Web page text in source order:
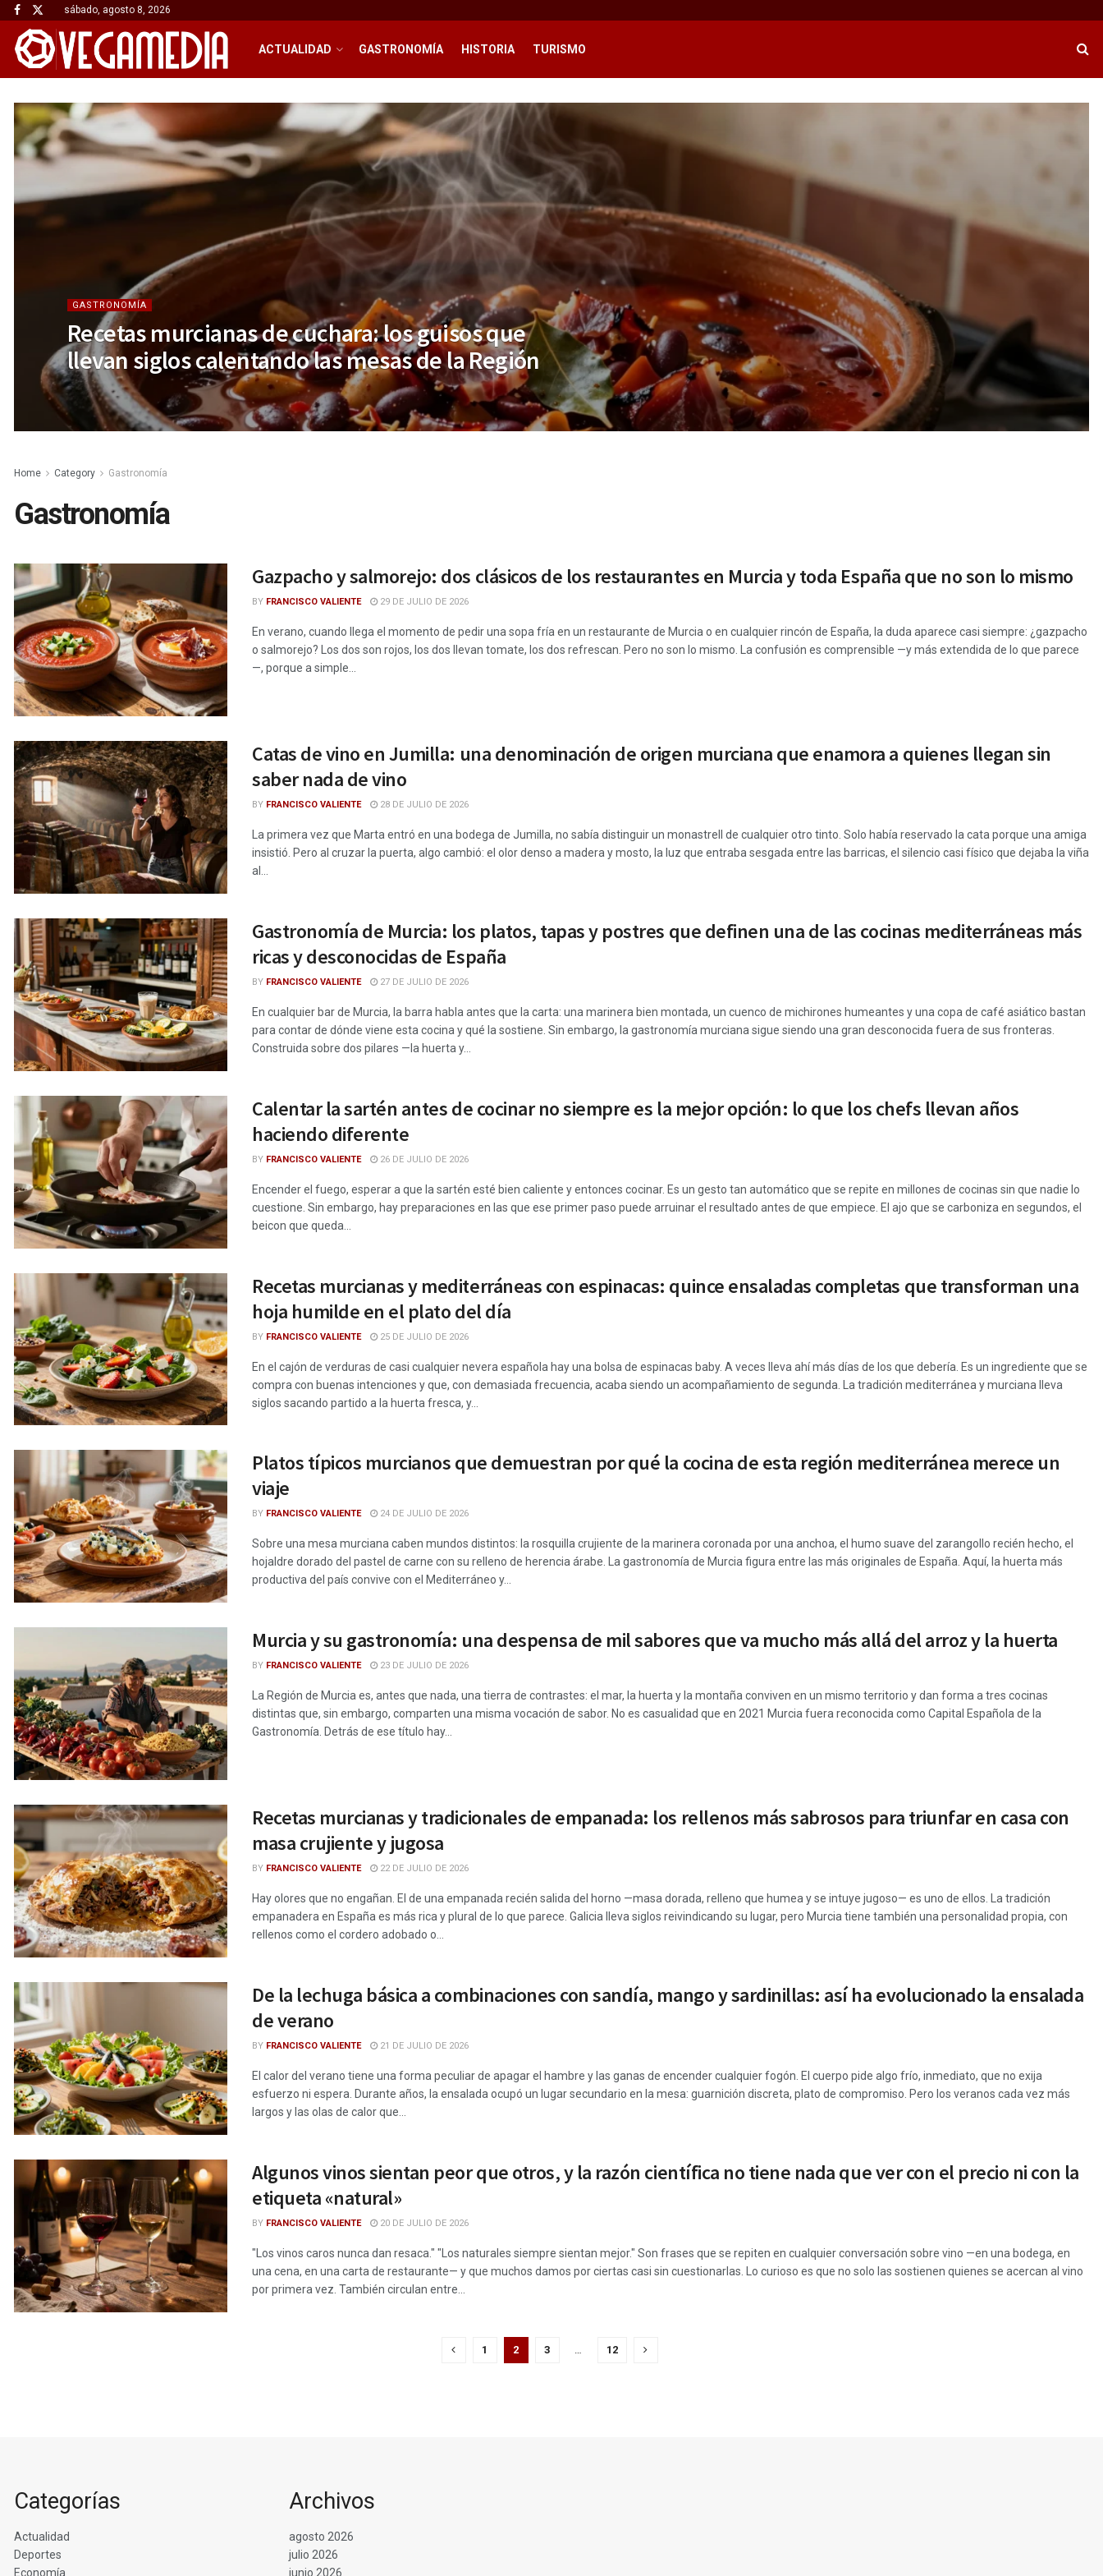
sábado, agosto 8, 2026
ACTUALIDAD GASTRONOMÍA HISTORIA TURISMO
GASTRONOMÍA
Recetas murcianas de cuchara: los guisos que
llevan siglos calentando las mesas de la Región
Home Category Gastronomía
Gastronomía
Gazpacho y salmorejo: dos clásicos de los restaurantes en Murcia y toda España que no son lo mismo
BY FRANCISCO VALIENTE 29 DE JULIO DE 2026
En verano, cuando llega el momento de pedir una sopa fría en un restaurante de Murcia o en cualquier rincón de España, la duda aparece casi siempre: ¿gazpacho
o salmorejo? Los dos son rojos, los dos llevan tomate, los dos refrescan. Pero no son lo mismo. La confusión es comprensible —y más extendida de lo que parece
—, porque a simple...
Catas de vino en Jumilla: una denominación de origen murciana que enamora a quienes llegan sin
saber nada de vino
BY FRANCISCO VALIENTE 28 DE JULIO DE 2026
La primera vez que Marta entró en una bodega de Jumilla, no sabía distinguir un monastrell de cualquier otro tinto. Solo había reservado la cata porque una amiga
insistió. Pero al cruzar la puerta, algo cambió: el olor denso a madera y mosto, la luz que entraba sesgada entre las barricas, el silencio casi físico que dejaba la viña
al...
Gastronomía de Murcia: los platos, tapas y postres que definen una de las cocinas mediterráneas más
ricas y desconocidas de España
BY FRANCISCO VALIENTE 27 DE JULIO DE 2026
En cualquier bar de Murcia, la barra habla antes que la carta: una marinera bien montada, un cuenco de michirones humeantes y una copa de café asiático bastan
para contar de dónde viene esta cocina y qué la sostiene. Sin embargo, la gastronomía murciana sigue siendo una gran desconocida fuera de sus fronteras.
Construida sobre dos pilares —la huerta y...
Calentar la sartén antes de cocinar no siempre es la mejor opción: lo que los chefs llevan años
haciendo diferente
BY FRANCISCO VALIENTE 26 DE JULIO DE 2026
Encender el fuego, esperar a que la sartén esté bien caliente y entonces cocinar. Es un gesto tan automático que se repite en millones de cocinas sin que nadie lo
cuestione. Sin embargo, hay preparaciones en las que ese primer paso puede arruinar el resultado antes de que empiece. El ajo que se carboniza en segundos, el
beicon que queda...
Recetas murcianas y mediterráneas con espinacas: quince ensaladas completas que transforman una
hoja humilde en el plato del día
BY FRANCISCO VALIENTE 25 DE JULIO DE 2026
En el cajón de verduras de casi cualquier nevera española hay una bolsa de espinacas baby. A veces lleva ahí más días de los que debería. Es un ingrediente que se
compra con buenas intenciones y que, con demasiada frecuencia, acaba siendo un acompañamiento de segunda. La tradición mediterránea y murciana lleva
siglos sacando partido a la huerta fresca, y...
Platos típicos murcianos que demuestran por qué la cocina de esta región mediterránea merece un
viaje
BY FRANCISCO VALIENTE 24 DE JULIO DE 2026
Sobre una mesa murciana caben mundos distintos: la rosquilla crujiente de la marinera coronada por una anchoa, el humo suave del zarangollo recién hecho, el
hojaldre dorado del pastel de carne con su relleno de herencia árabe. La gastronomía de Murcia figura entre las más originales de España. Aquí, la huerta más
productiva del país convive con el Mediterráneo y...
Murcia y su gastronomía: una despensa de mil sabores que va mucho más allá del arroz y la huerta
BY FRANCISCO VALIENTE 23 DE JULIO DE 2026
La Región de Murcia es, antes que nada, una tierra de contrastes: el mar, la huerta y la montaña conviven en un mismo territorio y dan forma a tres cocinas
distintas que, sin embargo, comparten una misma vocación de sabor. No es casualidad que en 2021 Murcia fuera reconocida como Capital Española de la
Gastronomía. Detrás de ese título hay...
Recetas murcianas y tradicionales de empanada: los rellenos más sabrosos para triunfar en casa con
masa crujiente y jugosa
BY FRANCISCO VALIENTE 22 DE JULIO DE 2026
Hay olores que no engañan. El de una empanada recién salida del horno —masa dorada, relleno que humea y se intuye jugoso— es uno de ellos. La tradición
empanadera en España es más rica y plural de lo que parece. Galicia lleva siglos reivindicando su lugar, pero Murcia tiene también una personalidad propia, con
rellenos como el cordero adobado o...
De la lechuga básica a combinaciones con sandía, mango y sardinillas: así ha evolucionado la ensalada
de verano
BY FRANCISCO VALIENTE 21 DE JULIO DE 2026
El calor del verano tiene una forma peculiar de apagar el hambre y las ganas de encender cualquier fogón. El cuerpo pide algo frío, inmediato, que no exija
esfuerzo ni espera. Durante años, la ensalada ocupó un lugar secundario en la mesa: guarnición discreta, plato de compromiso. Pero los veranos cada vez más
largos y las olas de calor que...
Algunos vinos sientan peor que otros, y la razón científica no tiene nada que ver con el precio ni con la
etiqueta «natural»
BY FRANCISCO VALIENTE 20 DE JULIO DE 2026
"Los vinos caros nunca dan resaca." "Los naturales siempre sientan mejor." Son frases que se repiten en cualquier conversación sobre vino —en una bodega, en
una cena, en una carta de restaurante— y que muchos damos por ciertas casi sin cuestionarlas. Lo curioso es que no solo las sostienen quienes se acercan al vino
por primera vez. También circulan entre...
1 2 3 12
Categorías
Actualidad
Deportes
Economía
Archivos
agosto 2026
julio 2026
junio 2026